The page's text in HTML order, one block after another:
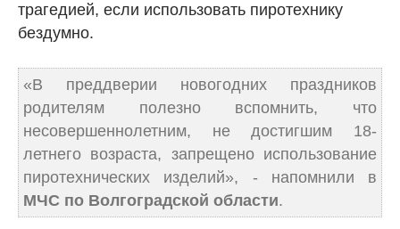
трагедией, если использовать пиротехнику
бездумно.
«В преддверии новогодних праздников
родителям полезно вспомнить, что
несовершеннолетним, не достигшим 18-
летнего возраста, запрещено использование
пиротехнических изделий», - напомнили в
МЧС по Волгоградской области.